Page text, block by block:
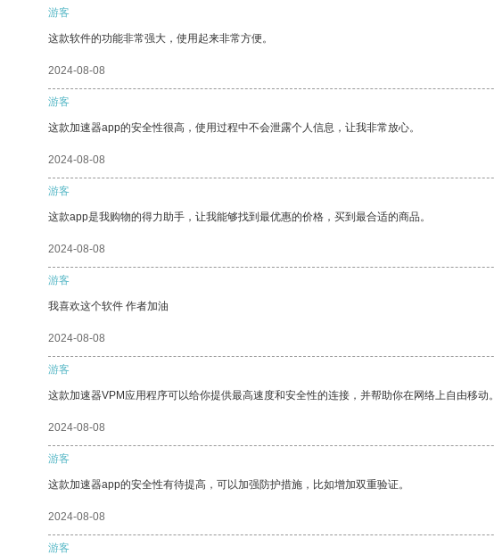
游客
这款软件的功能非常强大，使用起来非常方便。
2024-08-08
游客
这款加速器app的安全性很高，使用过程中不会泄露个人信息，让我非常放心。
2024-08-08
游客
这款app是我购物的得力助手，让我能够找到最优惠的价格，买到最合适的商品。
2024-08-08
游客
我喜欢这个软件 作者加油
2024-08-08
游客
这款加速器VPM应用程序可以给你提供最高速度和安全性的连接，并帮助你在网络上自由移动。
2024-08-08
游客
这款加速器app的安全性有待提高，可以加强防护措施，比如增加双重验证。
2024-08-08
游客